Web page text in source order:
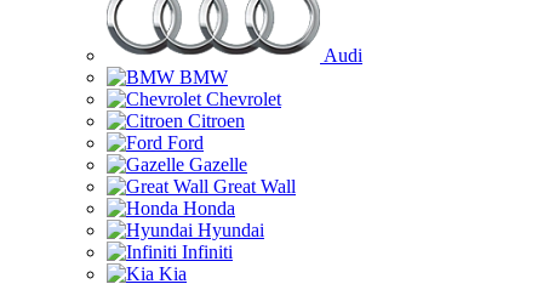
Audi
BMW
Chevrolet
Citroen
Ford
Gazelle
Great Wall
Honda
Hyundai
Infiniti
Kia